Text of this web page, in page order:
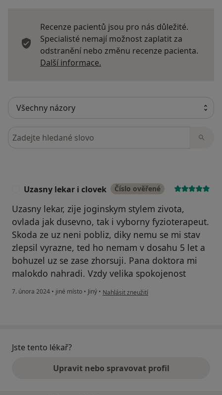
Recenze pacientů jsou pro nás důležité.
Specialisté nemají možnost zaplatit za
odstranění nebo změnu recenze pacienta.
Další informace.
Hledejte v názorech
Uzasny lekar i clovek Číslo ověřené
Uzasny lekar, zije joginskym stylem zivota,
ovlada jak dusevno, tak i vyborny fyzioterapeut.
Skoda ze uz neni pobliz, diky nemu se mi stav
zlepsil vyrazne, ted ho nemam v dosahu 5 let a
bohuzel uz se zase zhorsuji. Pana doktora mi
malokdo nahradi. Vzdy velika spokojenost
7. února 2024 • jiné místo • Jiný • podle názoru uživatele Uzasny lekar i
Nahlásit zneužití
Jste tento lékař?
Upravit nebo spravovat profil